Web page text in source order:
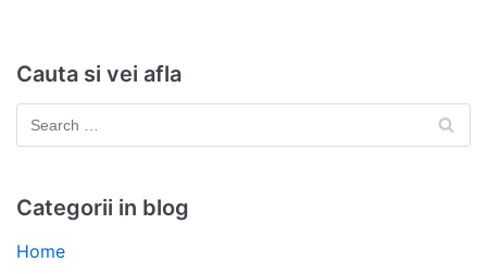
Cauta si vei afla
Categorii in blog
Home